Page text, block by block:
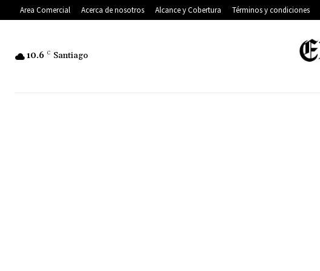
Area Comercial Acerca de nosotros Alcance y Cobertura Términos y condiciones
10.6 C Santiago